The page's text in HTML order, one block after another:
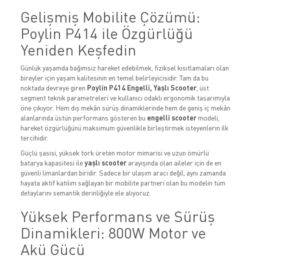
Gelişmiş Mobilite Çözümü:
Poylin P414 ile Özgürlüğü
Yeniden Keşfedin
Günlük yaşamda bağımsız hareket edebilmek, fiziksel kısıtlamaları olan
bireyler için yaşam kalitesinin en temel belirleyicisidir. Tam da bu
noktada devreye giren Poylin P414 Engelli, Yaşlı Scooter, üst
segment teknik parametreleri ve kullanıcı odaklı ergonomik tasarımıyla
öne çıkıyor. Hem dış mekân sürüş dinamiklerinde hem de geniş iç mekân
alanlarında üstün performans gösteren bu engelli scootermodeli,
hareket özgürlüğünü maksimum güvenlikle birleştirmek isteyenlerin ilk
tercihidir.
Güçlü şasisi, yüksek tork üreten motor mimarisi ve uzun ömürlü
batarya kapasitesi ileyaşlı scooterarayışında olan aileler için de en
güvenli limanlardan biridir. Sadece bir ulaşım aracı değil, aynı zamanda
hayata aktif katılım sağlayan bir mobilite partneri olan bu modelin tüm
detaylarını semantik derinliğiyle ele alıyoruz.
Yüksek Performans ve Sürüş
Dinamikleri: 800W Motor ve
Akü Gücü